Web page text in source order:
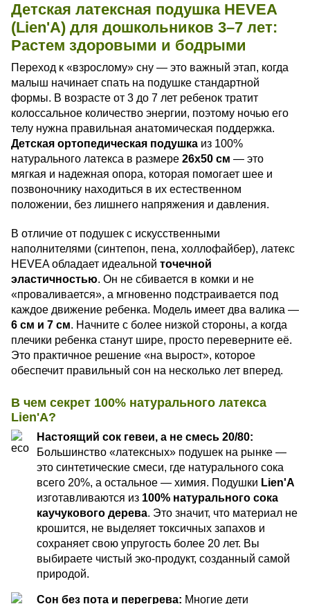
Детская латексная подушка HEVEA
(Lien'A) для дошкольников 3–7 лет:
Растем здоровыми и бодрыми
Переход к «взрослому» сну — это важный этап, когда
малыш начинает спать на подушке стандартной
формы. В возрасте от 3 до 7 лет ребенок тратит
колоссальное количество энергии, поэтому ночью его
телу нужна правильная анатомическая поддержка.
Детская ортопедическая подушка из 100%
натурального латекса в размере 26х50 см — это
мягкая и надежная опора, которая помогает шее и
позвоночнику находиться в их естественном
положении, без лишнего напряжения и давления.
В отличие от подушек с искусственными
наполнителями (синтепон, пена, холлофайбер), латекс
HEVEA обладает идеальной точечной
эластичностью. Он не сбивается в комки и не
«проваливается», а мгновенно подстраивается под
каждое движение ребенка. Модель имеет два валика —
6 см и 7 см. Начните с более низкой стороны, а когда
плечики ребенка станут шире, просто переверните её.
Это практичное решение «на вырост», которое
обеспечит правильный сон на несколько лет вперед.
В чем секрет 100% натурального латекса
Lien'A?
Настоящий сок гевеи, а не смесь 20/80:
Большинство «латексных» подушек на рынке —
это синтетические смеси, где натурального сока
всего 20%, а остальное — химия. Подушки Lien'A
изготавливаются из 100% натурального сока
каучукового дерева. Это значит, что материал не
крошится, не выделяет токсичных запахов и
сохраняет свою упругость более 20 лет. Вы
выбираете чистый эко-продукт, созданный самой
природой.
Сон без пота и перегрева: Многие дети